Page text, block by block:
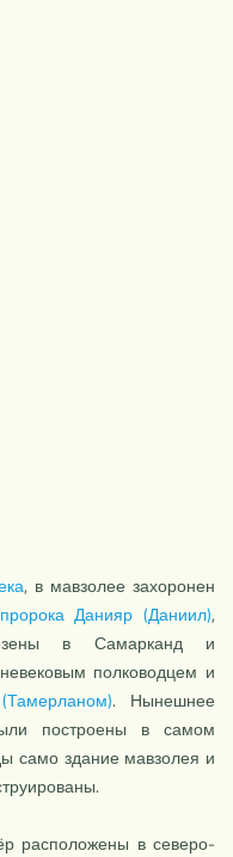
, в мавзолее захоронен
пророка Данияр (Даниил),
в Самарканд и
полководцем и
. Нынешнее
построены в самом
само здание мавзолея и
расположены в северо-